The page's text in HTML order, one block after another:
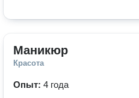
Маникюр
Красота
Опыт: 4 года